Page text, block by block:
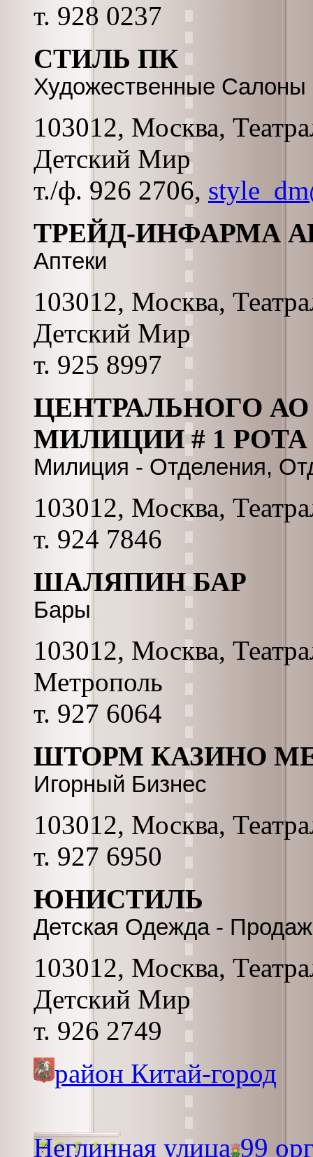
т. 928 0237
СТИЛЬ ПК
Художественные Салоны
103012, Москва,
Детский Мир
т./ф. 926 2706,
ТРЕЙД-ИНФАРМА
Аптеки
103012, Москва,
Детский Мир
т. 925 8997
ЦЕНТРАЛЬНОГО
МИЛИЦИИ # 1 РОТА
Милиция - Отделения,
103012, Москва,
т. 924 7846
ШАЛЯПИН БАР
Бары
103012, Москва,
Метрополь
т. 927 6064
ШТОРМ КАЗИНО
Игорный Бизнес
103012, Москва,
т. 927 6950
ЮНИСТИЛЬ
Детская Одежда -
103012, Москва,
Детский Мир
т. 926 2749
район Китай-город
Неглинная улица 99